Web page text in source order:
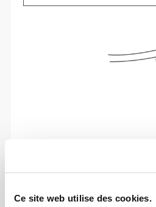
Ce site web utilise des cookies.
Liberté de mouvement et